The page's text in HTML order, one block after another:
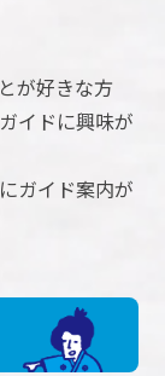
が好きな方
イドに興味が
ガイド案内が